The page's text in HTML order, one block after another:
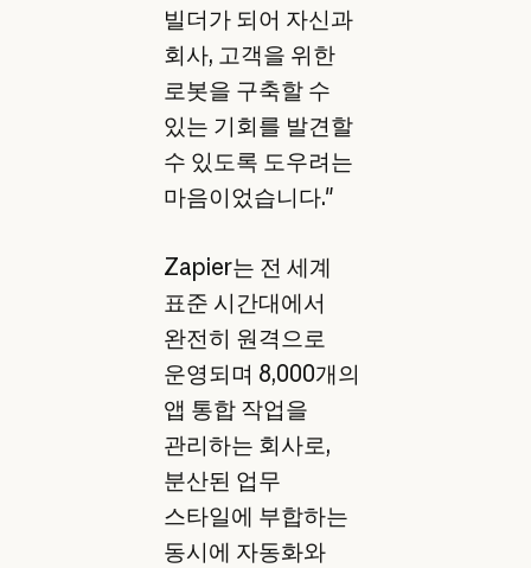
빌더가 되어 자신과
회사, 고객을 위한
로봇을 구축할 수
있는 기회를 발견할
수 있도록 도우려는
마음이었습니다."
Zapier는 전 세계
표준 시간대에서
완전히 원격으로
운영되며 8,000개의
앱 통합 작업을
관리하는 회사로,
분산된 업무
스타일에 부합하는
동시에 자동화와